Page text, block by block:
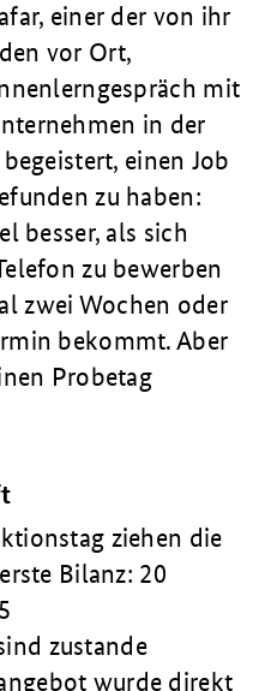
einer der von ihr
vor Ort,
mit
in der
einen Job
zu haben:
besser, als sich
zu bewerben
zwei Wochen oder
bekommt. Aber
Probetag
ziehen die
Bilanz: 20
zustande
wurde direkt